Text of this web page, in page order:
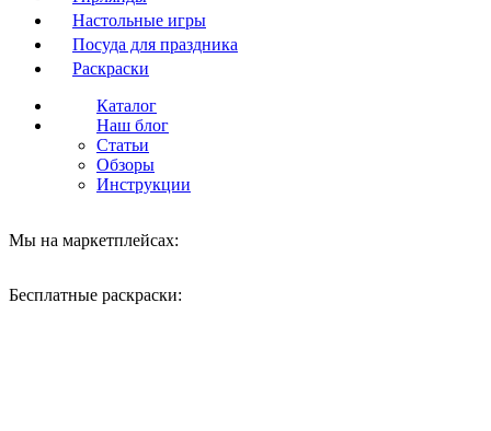
Настольные игры
Посуда для праздника
Раскраски
Каталог
Наш блог
Статьи
Обзоры
Инструкции
Мы на маркетплейсах:
Бесплатные раскраски: